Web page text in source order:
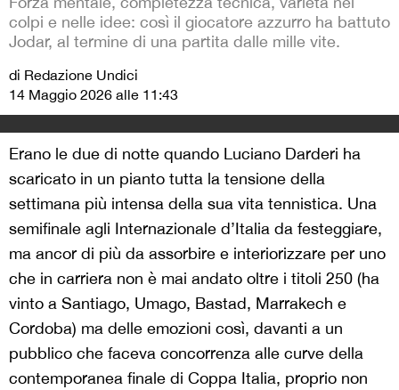
colpi e nelle idee: così il giocatore azzurro ha battuto
Jodar, al termine di una partita dalle mille vite.
di Redazione Undici
14 Maggio 2026 alle 11:43
Erano le due di notte quando Luciano Darderi ha
scaricato in un pianto tutta la tensione della
settimana più intensa della sua vita tennistica. Una
semifinale agli Internazionale d’Italia da festeggiare,
ma ancor di più da assorbire e interiorizzare per uno
che in carriera non è mai andato oltre i titoli 250 (ha
vinto a Santiago, Umago, Bastad, Marrakech e
Cordoba) ma delle emozioni così, davanti a un
pubblico che faceva concorrenza alle curve della
contemporanea finale di Coppa Italia, proprio non